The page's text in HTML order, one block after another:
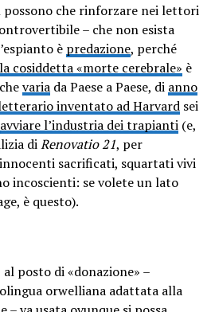
che rinforzare nei lettori
– che non esista
è predazione, perché
la cosiddetta «morte cerebrale» è
varia da Paese a Paese, di anno
inventato ad Harvard sei
avviare l’industria dei trapianti (e,
diRenovatio 21, per
sacrificati, squartati vivi
incoscienti: se volete un lato
è questo).
al posto di «donazione» –
orwelliana adattata alla